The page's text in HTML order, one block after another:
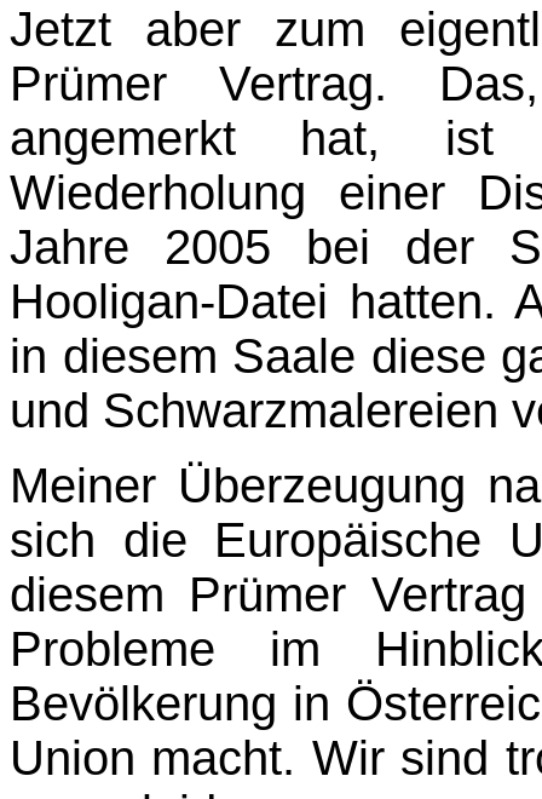
Jetzt aber zum
Prümer Vertrag.
angemerkt hat,
Wiederholung einer
Jahre 2005 bei der
Hooligan-Datei hatten.
in diesem Saale diese
und Schwarzmalereien
Meiner Überzeugung
sich die Europäische
diesem Prümer
Probleme im
Bevölkerung in
Union macht. Wir sind